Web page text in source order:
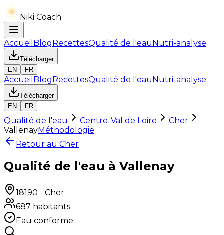
Niki Coach
Accueil BlogRecettesQualité de l'eauNutri-analyse
Télécharger
EN
FR
Accueil BlogRecettesQualité de l'eauNutri-analyse
Télécharger
EN
FR
Qualité de l'eau Centre-Val de Loire
Cher
VallenayMéthodologie
Retour au Cher
Qualité de l'eau à Vallenay
18190 - Cher
687 habitants
Eau conforme